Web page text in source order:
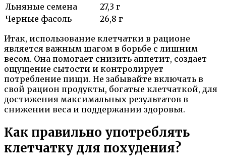
Льняные семена
27,3 г
Черные фасоль
26,8 г
Итак, использование клетчатки в рационе
является важным шагом в борьбе с лишним
весом. Она помогает снизить аппетит, создает
ощущение сытости и контролирует
потребление пищи. Не забывайте включать в
свой рацион продукты, богатые клетчаткой, для
достижения максимальных результатов в
снижении веса и поддержании здоровья.
Как правильно употреблять
клетчатку для похудения?